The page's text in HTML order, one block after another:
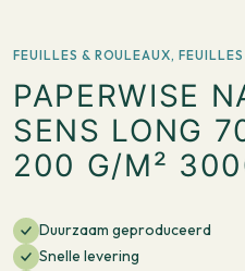
FEUILLES & ROULEAUX,
PAPERWISE
SENS LONG
200 G/M²
Duurzaam geproduceerd
Snelle levering